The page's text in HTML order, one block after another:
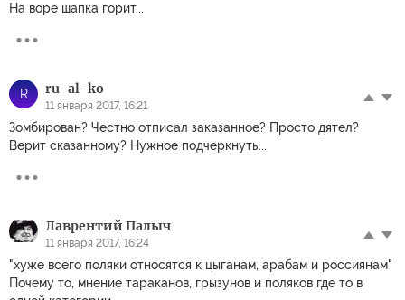
На воре шапка горит...
R ru-al-ko
11 января 2017, 16:21
Зомбирован? Честно отписал заказанное? Просто дятел?
Верит сказанному? Нужное подчеркнуть...
Лаврентий Палыч
11 января 2017, 16:24
"хуже всего поляки относятся к цыганам, арабам и россиянам"
Почему то, мнение тараканов, грызунов и поляков где то в